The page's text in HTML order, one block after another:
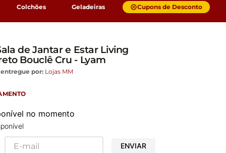
Colchões Geladeiras Cupons de Desconto
de Jantar e Estar Living
Bouclê Cru - Lyam
por: Lojas MM
no momento
ENVIAR